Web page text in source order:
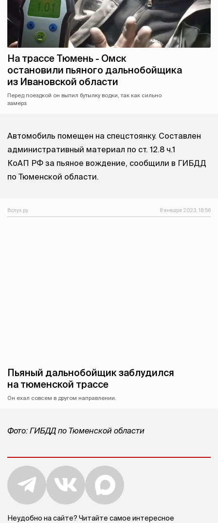
На трассе Тюмень - Омск
остановили пьяного дальнобойщика
из Ивановской области
Перед поездкой он выпил бутылку водки, так как сильно
замерз.
Автомобиль помещен на спецстоянку. Составлен
административный материал по ст. 12.8 ч.1
КоАП РФ за пьяное вождение, сообщили в ГИБДД
по Тюменской области.
Вслух.ру 8 января 2023, 18:56
Пьяный дальнобойщик заблудился
на тюменской трассе
Он ехал совсем в другом направлении.
Фото: ГИБДД по Тюменской области
Неудобно на сайте? Читайте самое интересное